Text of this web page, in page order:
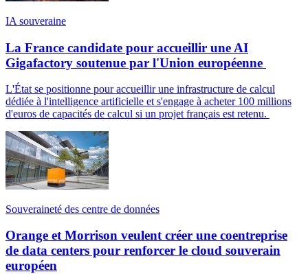
IA souveraine
La France candidate pour accueillir une AI
Gigafactory soutenue par l'Union européenne
L'État se positionne pour accueillir une infrastructure de calcul
dédiée à l'intelligence artificielle et s'engage à acheter 100 millions
d'euros de capacités de calcul si un projet français est retenu.
Souveraineté des centre de données
Orange et Morrison veulent créer une coentreprise
de data centers pour renforcer le cloud souverain
européen